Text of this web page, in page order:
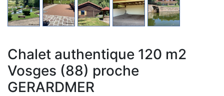
Chalet authentique 120 m2
Vosges (88) proche
GERARDMER